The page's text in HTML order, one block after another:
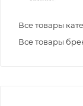
Все товары
Все товары